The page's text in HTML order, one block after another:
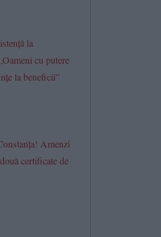
la
cu putere
la beneficii”
Amenzi
certificate de